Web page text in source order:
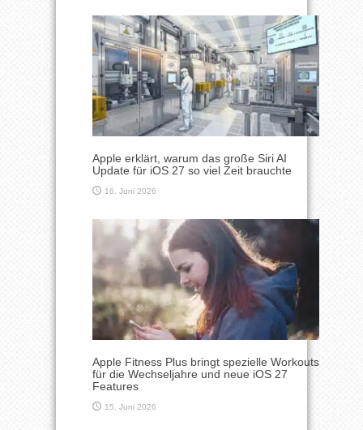
Apple erklärt, warum das große Siri AI
Update für iOS 27 so viel Zeit brauchte
16. Juni 2026
Apple Fitness Plus bringt spezielle Workouts
für die Wechseljahre und neue iOS 27
Features
15. Juni 2026